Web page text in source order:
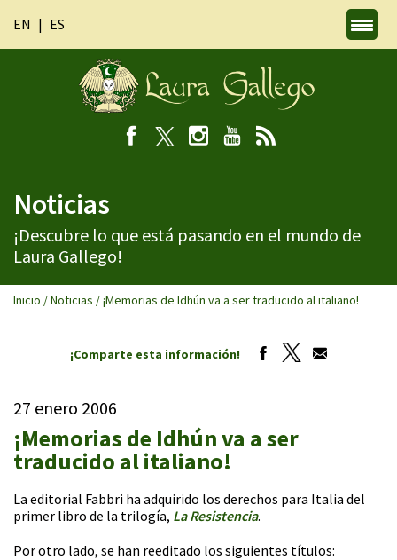
EN ES
Noticias
¡Descubre lo que está pasando en el mundo de
Laura Gallego!
Inicio /Noticias /¡Memorias de Idhún va a ser traducido al italiano!
¡Comparte esta información!
27 enero 2006
¡Memorias de Idhún va a ser
traducido al italiano!
La editorial Fabbri ha adquirido los derechos para Italia del
primer libro de la trilogía, La Resistencia.
Por otro lado, se han reeditado los siguientes títulos: